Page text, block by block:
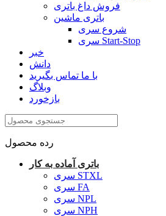
فروش داغ باتری
باتری ماشین
شروع سری
سری Start-Stop
خبر
دانش
با ما تماس بگیرید
وبلاگ
بازخورد
رده محصول
باتری آماده به کار
سری STXL
سری FA
سری NPL
سری NPH